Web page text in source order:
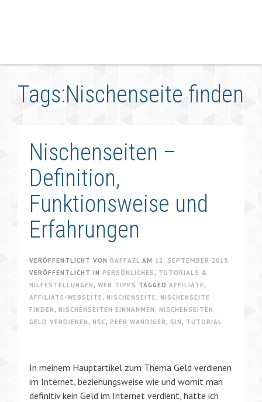
Tags:Nischenseite finden
Nischenseiten –
Definition,
Funktionsweise und
Erfahrungen
VERÖFFENTLICHT VON RAFFAEL AM 12. SEPTEMBER 2015
VERÖFFENTLICHT IN PERSÖNLICHES , TUTORIALS &
HILFESTELLUNGEN , WEB TIPPS TAGGED AFFILIATE ,
AFFILIATE-WEBSEITE , NISCHENSEITE , NISCHENSEITE
FINDEN , NISCHENSEITEN EINNAHMEN , NISCHENSEITEN
GELD VERDIENEN , NSC, PEER WANDIGER, SIN , TUTORIAL
In meinem Hauptartikel zum Thema Geld verdienen
im Internet, beziehungsweise wie und womit man
definitiv kein Geld im Internet verdient, hatte ich